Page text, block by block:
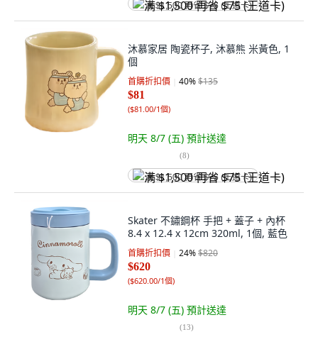
满 $1,500 再省 $75 (王道卡)
沐慕家居 陶瓷杯子, 沐慕熊 米黃色, 1
個
首購折扣價 40%$135
$81
($81.00/1個)
明天 8/7 (五) 預計送達
(8)
满 $1,500 再省 $75 (王道卡)
Skater 不鏽鋼杯 手把 + 蓋子 + 內杯
8.4 x 12.4 x 12cm 320ml, 1個, 藍色
首購折扣價 24%$820
$620
($620.00/1個)
明天 8/7 (五) 預計送達
(13)